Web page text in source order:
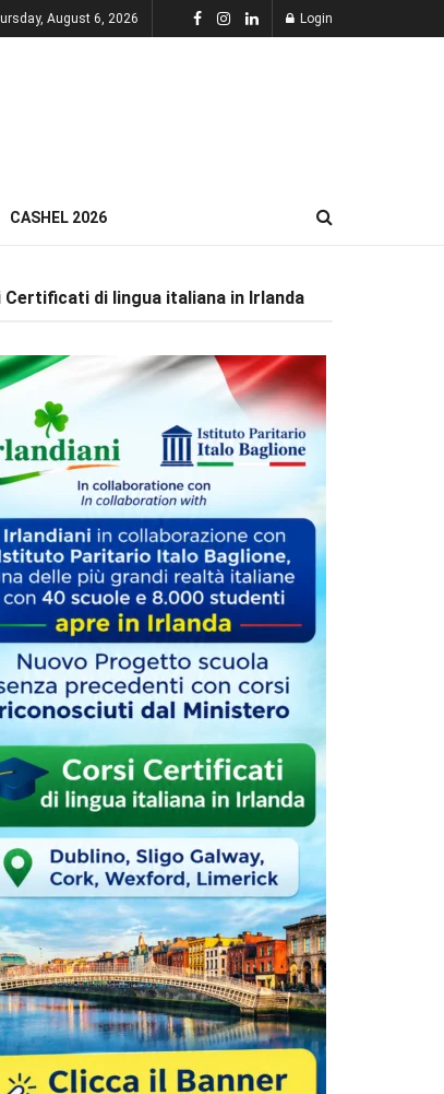
August 6, 2026 Login
CASHEL 2026
Certificati di lingua italiana in Irlanda